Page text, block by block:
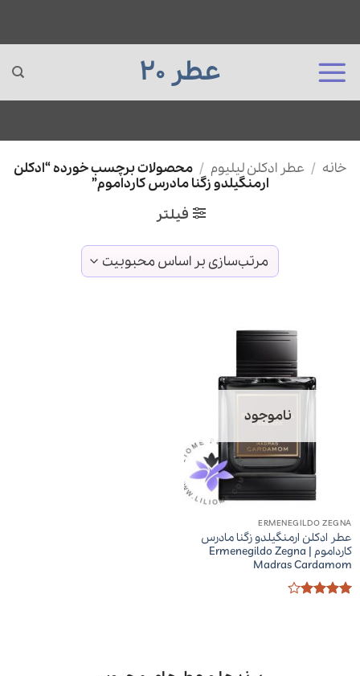
عطر 20
خانه / عطر ادکلن لیلیوم / محصولات برچسب خورده “ادکلن
ارمنگیلدو زگنا مادرس کارداموم”
فیلتر
ناموجود
ERMENEGILDO ZEGNA
عطر ادکلن ارمنگیلدو زگنا مادرس
کارداموم | Ermenegildo Zegna
Madras Cardamom